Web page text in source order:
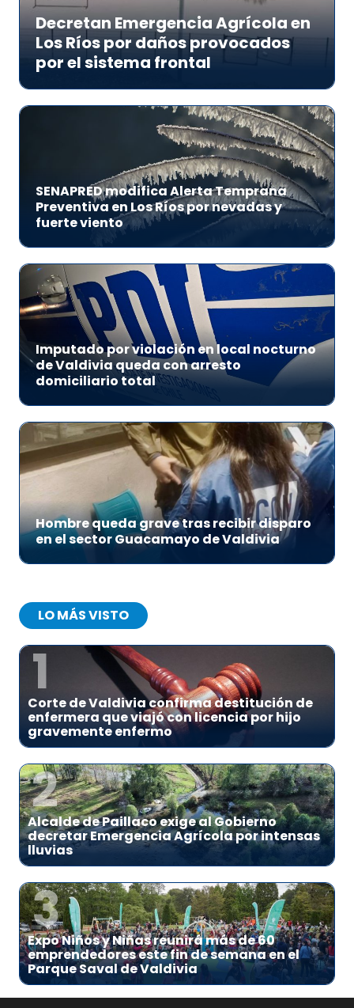
Decretan Emergencia Agrícola en
Los Ríos por daños provocados
por el sistema frontal
SENAPRED modifica Alerta Temprana
Preventiva en Los Ríos por nevadas y
fuerte viento
Imputado por violación en local nocturno
de Valdivia queda con arresto
domiciliario total
Hombre queda grave tras recibir disparo
en el sector Guacamayo de Valdivia
LO MÁS VISTO
1
Corte de Valdivia confirma destitución de
enfermera que viajó con licencia por hijo
gravemente enfermo
2
Alcalde de Paillaco exige al Gobierno
decretar Emergencia Agrícola por intensas
lluvias
3
Expo Niños y Niñas reunirá más de 60
emprendedores este fin de semana en el
Parque Saval de Valdivia